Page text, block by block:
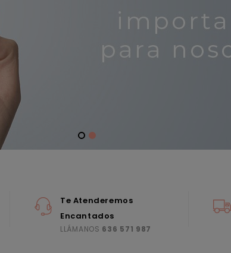
Te Atenderemos
Encantados
LLÁMANOS 636 571 987